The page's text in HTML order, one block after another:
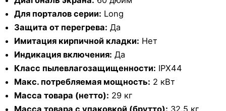
Для порталов серии: Long
Защита от перегрева: Да
Имитация кирпичной кладки: Нет
Индикация включения: Да
Класс пылевлагозащищенности: IPX44
Макс. потребляемая мощность: 2 кВт
Масса товара (нетто): 29 кг
Масса товара с упаковкой (брутто): 32.5 кг